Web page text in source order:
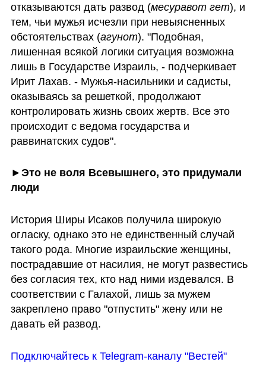
отказываются дать развод (месуравот гет), и
тем, чьи мужья исчезли при невыясненных
обстоятельствах (агунот). "Подобная,
лишенная всякой логики ситуация возможна
лишь в Государстве Израиль, - подчеркивает
Ирит Лахав. - Мужья-насильники и садисты,
оказываясь за решеткой, продолжают
контролировать жизнь своих жертв. Все это
происходит с ведома государства и
раввинатских судов".
►Это не воля Всевышнего, это придумали
люди
История Ширы Исаков получила широкую
огласку, однако это не единственный случай
такого рода. Многие израильские женщины,
пострадавшие от насилия, не могут развестись
без согласия тех, кто над ними издевался. В
соответствии с Галахой, лишь за мужем
закреплено право "отпустить" жену или не
давать ей развод.
Подключайтесь к Telegram-каналу "Вестей"